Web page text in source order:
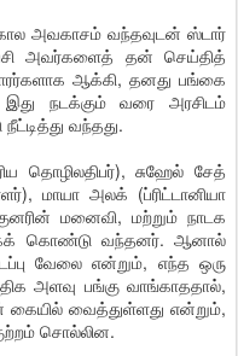
அவகாசம் வந்தவுடன் ஸ்டார்
அவர்களைத் தன் செய்தித்
ஆக்கி, தனது பங்கை
இது நடக்கும் வரை அரசிடம்
வந்தது.
தொழிலதிபர்), சுஹேல் சேத்
மாயா அலக் (ப்ரிட்டானியா
மனைவி, மற்றும் நாடக
கொண்டு வந்தனர். ஆனால்
வேலை என்றும், எந்த ஒரு
அளவு பங்கு வாங்காததால்,
வைத்துள்ளது என்றும்,
சொல்லின.